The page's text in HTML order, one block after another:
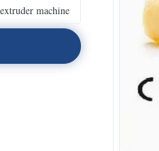
machine